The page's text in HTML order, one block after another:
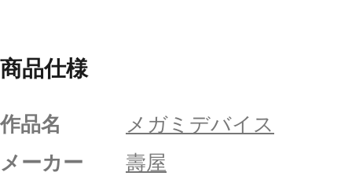
商品仕様
作品名
メガミデバイス
メーカー
壽屋